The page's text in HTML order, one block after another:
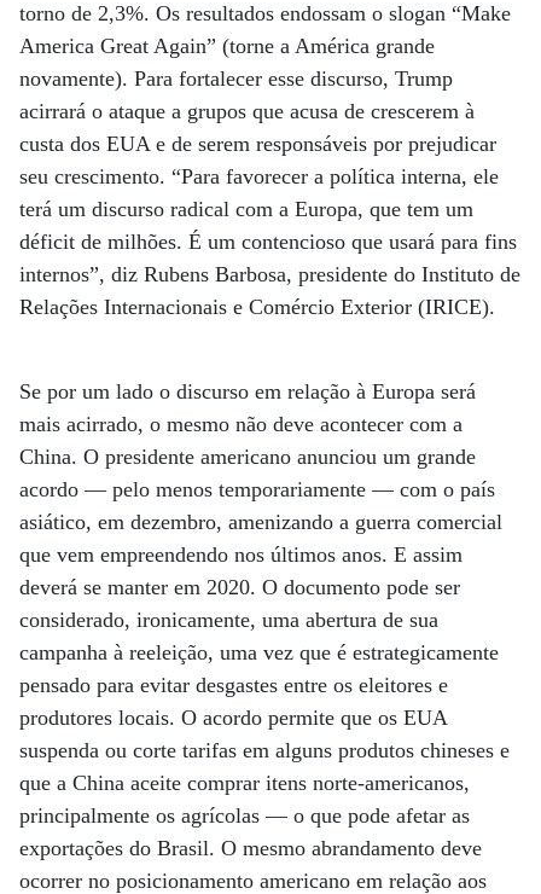
torno de 2,3%. Os resultados endossam o slogan “Make
America Great Again” (torne a América grande
novamente). Para fortalecer esse discurso, Trump
acirrará o ataque a grupos que acusa de crescerem à
custa dos EUA e de serem responsáveis por prejudicar
seu crescimento. “Para favorecer a política interna, ele
terá um discurso radical com a Europa, que tem um
déficit de milhões. É um contencioso que usará para fins
internos”, diz Rubens Barbosa, presidente do Instituto de
Relações Internacionais e Comércio Exterior (IRICE).
Se por um lado o discurso em relação à Europa será
mais acirrado, o mesmo não deve acontecer com a
China. O presidente americano anunciou um grande
acordo — pelo menos temporariamente — com o país
asiático, em dezembro, amenizando a guerra comercial
que vem empreendendo nos últimos anos. E assim
deverá se manter em 2020. O documento pode ser
considerado, ironicamente, uma abertura de sua
campanha à reeleição, uma vez que é estrategicamente
pensado para evitar desgastes entre os eleitores e
produtores locais. O acordo permite que os EUA
suspenda ou corte tarifas em alguns produtos chineses e
que a China aceite comprar itens norte-americanos,
principalmente os agrícolas — o que pode afetar as
exportações do Brasil. O mesmo abrandamento deve
ocorrer no posicionamento americano em relação aos